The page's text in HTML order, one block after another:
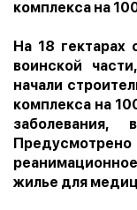
комплекса на
На 18 гектарах
воинской
начали
комплекса на
жилье для